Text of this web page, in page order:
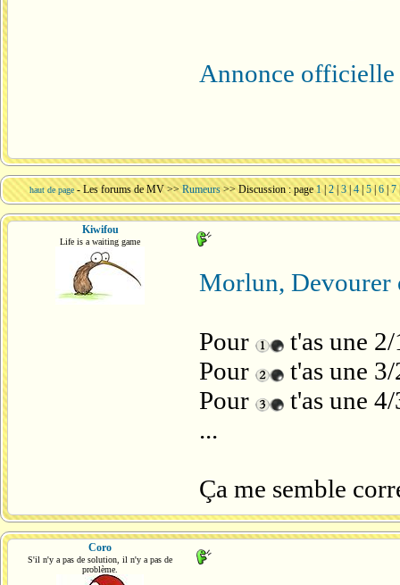
Annonce officielle
haut de page -Les forums de MV>>Rumeurs >> Discussion : page1|2|3 |4 |5|6 |7
Kiwifou
Life is a waiting game
Morlun, Devourer
Pour
t'as une
Pour
t'as une
Pour
t'as une
...
Ça me semble
Coro
S'il n'y a pas de solution, il n'y a pas de
problème.